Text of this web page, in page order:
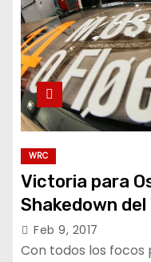
WRC
Victoria para
Shakedown del
Feb 9, 2017
Con todos los focos